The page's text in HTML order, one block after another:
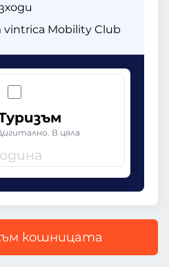
Mobility Club
В цяла
кошницата